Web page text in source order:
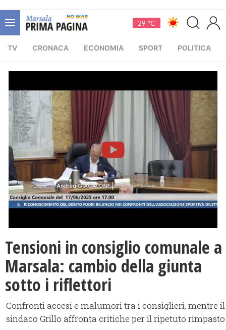
29 °C
TV CRONACA ECONOMIA SPORT POLITICA
Tensioni in consiglio comunale a
Marsala: cambio della giunta
sotto i riflettori
Confronti accesi e malumori tra i consiglieri, mentre il
sindaco Grillo affronta critiche per il ripetuto rimpasto